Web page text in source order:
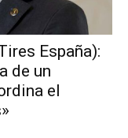
España):
de un
el